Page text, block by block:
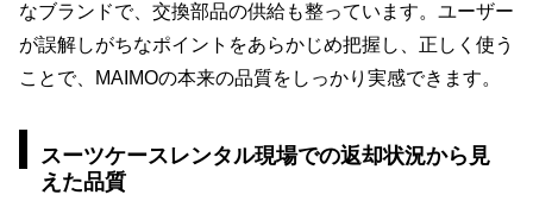
なブランドで、交換部品の供給も整っています。ユーザー
が誤解しがちなポイントをあらかじめ把握し、正しく使う
ことで、MAIMOの本来の品質をしっかり実感できます。
スーツケースレンタル現場での返却状況から見
えた品質